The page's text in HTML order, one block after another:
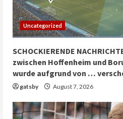
Uncategorized
SCHOCKIERENDE
zwischen Hoffenheim und
wurde aufgrund von …
gatsby August 7, 2026